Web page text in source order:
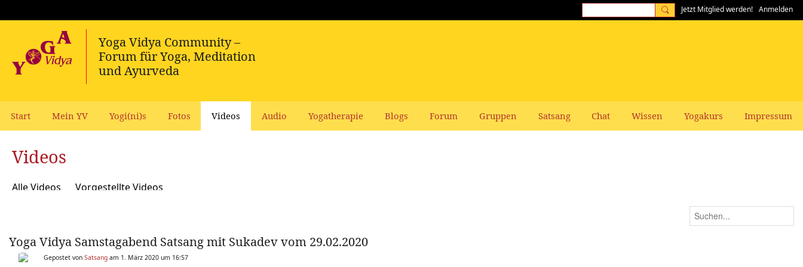
Jetzt Mitglied werden! Anmelden
Start Mein YV Yogi(ni)s Fotos Videos Audio Yogatherapie Blogs Forum Gruppen Satsang Chat Wissen Yogakurs Impressum
Videos
Alle Videos Vorgestellte Videos
Yoga Vidya Samstagabend Satsang mit Sukadev vom 29.02.2020
Gepostet von Satsang am 1. März 2020 um 16:57